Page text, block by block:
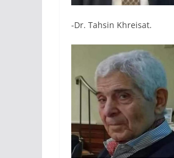
-Dr. Tahsin Khreisat.